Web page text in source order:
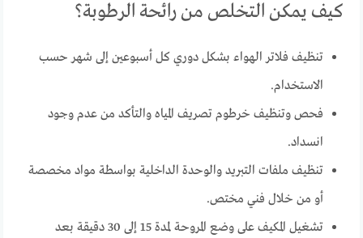
كيف يمكن التخلص من رائحة الرطوبة؟
تنظيف فلاتر الهواء بشكل دوري كل أسبوعين إلى شهر حسب
الاستخدام.
فحص وتنظيف خرطوم تصريف المياه والتأكد من عدم وجود
انسداد.
تنظيف ملفات التبريد والوحدة الداخلية بواسطة مواد مخصصة
أو من خلال فني مختص.
تشغيل المكيف على وضع المروحة لمدة 15 إلى 30 دقيقة بعد